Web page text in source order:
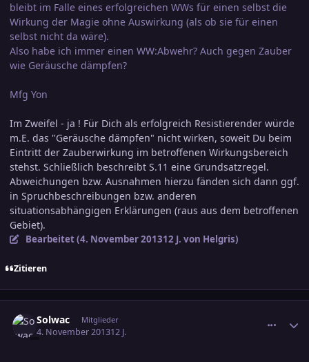
bleibt im Falle eines erfolgreichen WWs für einen selbst die
Wirkung der Magie ohne Auswirkung (als ob sie für einen
selbst nicht da wäre).
Also habe ich immer einen WW:Abwehr? Auch gegen Zauber
wie Geräusche dämpfen?
Mfg Yon
Im Zweifel - ja ! Für Dich als erfolgreich Resistierender würde
m.E. das "Geräusche dämpfen" nicht wirken, soweit Du beim
Eintritt der Zauberwirkung im betroffenen Wirkungsbereich
stehst. Schließlich beschreibt S.11 eine Grundsatzregel.
Abweichungen bzw. Ausnahmen hierzu fänden sich dann ggf.
in Spruchbeschreibungen bzw. anderen
situationsabhängigen Erklärungen (raus aus dem betroffenen
Gebiet).
Bearbeitet (4. November 201312 J. von Helgris)
Zitieren
Solwac Mitglieder
4. November 201312 J.